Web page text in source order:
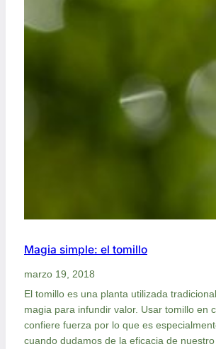
Magia simple: el tomillo
marzo 19, 2018
El tomillo es una planta utilizada
magia para infundir valor. Usar tomillo en
confiere fuerza por lo que es
cuando dudamos de la eficacia de